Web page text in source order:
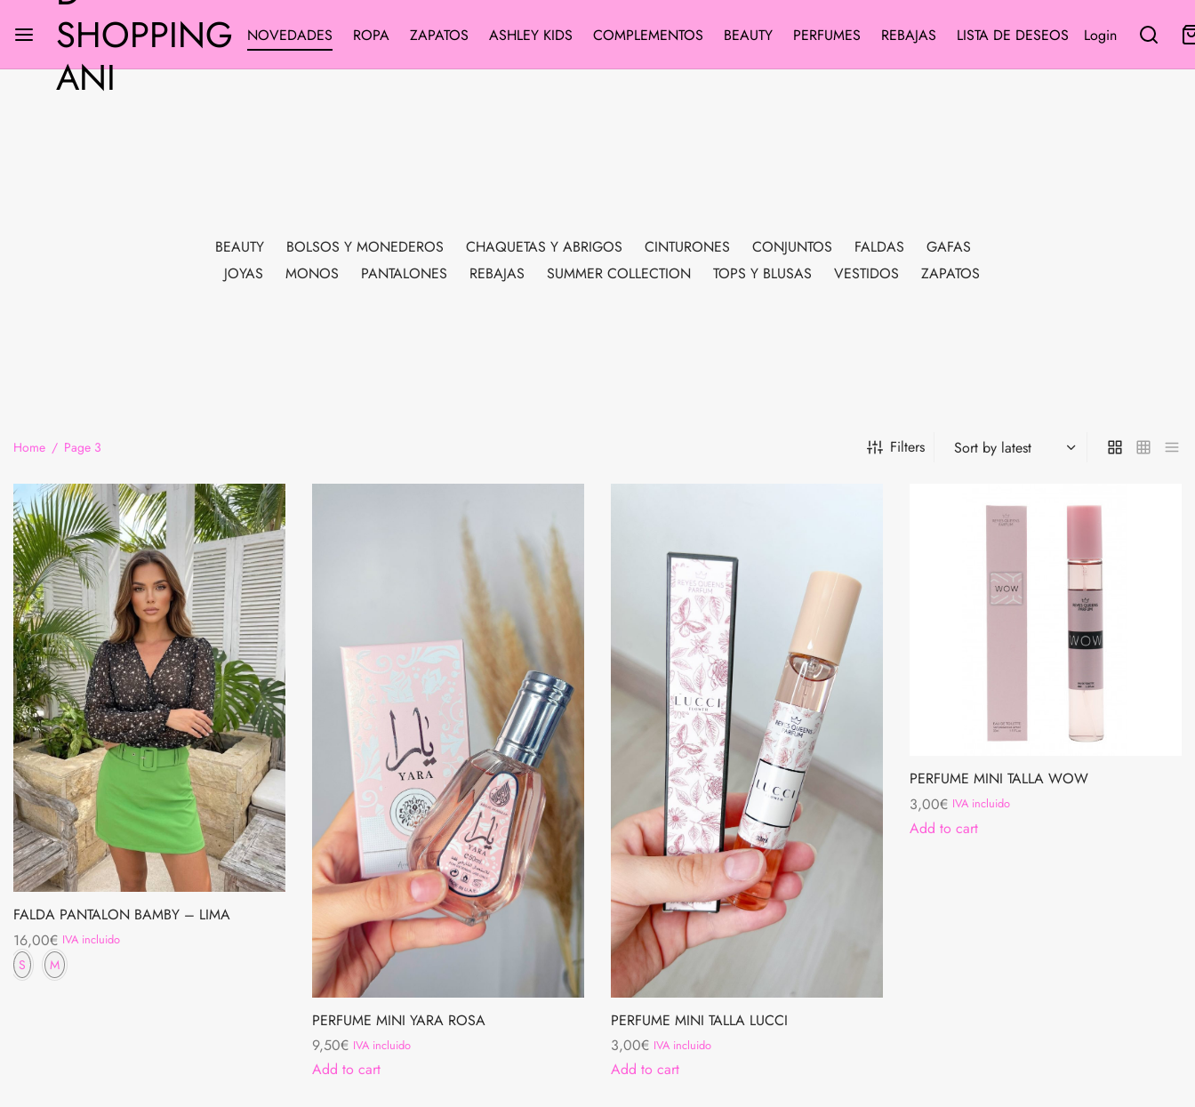
SHOPPING
ANI
NOVEDADES ROPA ZAPATOS ASHLEY KIDS COMPLEMENTOS BEAUTY PERFUMES REBAJAS LISTA DE DESEOS Login
BEAUTY BOLSOS Y MONEDEROS CHAQUETAS Y ABRIGOS CINTURONES CONJUNTOS FALDAS
GAFAS
JOYAS
MONOS PANTALONES REBAJAS SUMMER COLLECTION TOPS Y BLUSAS VESTIDOS ZAPATOS
Home / Page 3 Filters
FALDA PANTALON BAMBY – LIMA
16,00€ IVA incluido
S M
PERFUME MINI YARA ROSA
9,50€ IVA incluido
Add to cart
PERFUME MINI TALLA LUCCI
3,00€ IVA incluido
Add to cart
PERFUME MINI TALLA WOW
3,00€ IVA incluido
Add to cart